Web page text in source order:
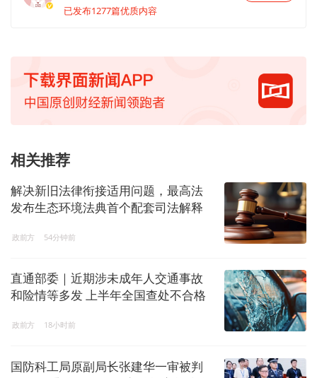
已发布1277篇优质内容
相关推荐
解决新旧法律衔接适用问题，最高法
发布生态环境法典首个配套司法解释
政前方 54分钟前
直通部委｜近期涉未成年人交通事故
和险情等多发 上半年全国查处不合格
政前方 18小时前
国防科工局原副局长张建华一审被判